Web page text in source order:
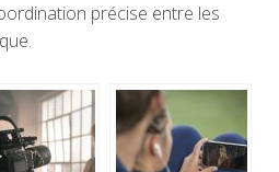
précise entre les